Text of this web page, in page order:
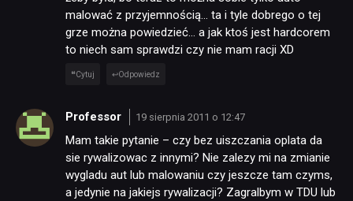
malować z przyjemnością… ta i tyle dobrego o tej
grze można powiedzieć… a jak ktoś jest hardcorem
to niech sam sprawdzi czy nie mam racji XD
Cytuj Odpowiedz
Professor 19 sierpnia 2011 o 12:47
Mam takie pytanie – czy bez uiszczania oplata da
sie rywalizowac z innymi? Nie zalezy mi na zmianie
wygladu aut lub malowaniu czy jeszcze tam czyms,
a jedynie na jakiejs rywalizacji? Zagralbym w TDU lub